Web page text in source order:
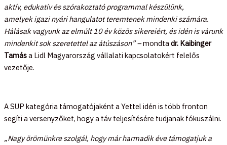
aktív, edukatív és szórakoztató programmal készülünk,
amelyek igazi nyári hangulatot teremtenek mindenki számára.
Hálásak vagyunk az elmúlt 10 év közös sikereiért, és idén is várunk
mindenkit sok szeretettel az átúszáson” –mondta dr. Kaibinger
Tamása Lidl Magyarország vállalati kapcsolatokért felelős
vezetője.
A SUP kategória támogatójaként a Yettel idén is több fronton
segíti a versenyzőket, hogy a táv teljesítésére tudjanak fókuszálni.
„Nagy örömünkre szolgál, hogy már harmadik éve támogatjuk a